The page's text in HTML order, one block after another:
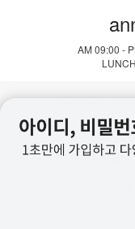
AM 09:00 -
상호명 : (주) 안나홀츠
대표자 : 이
통신판매업신
사
이메